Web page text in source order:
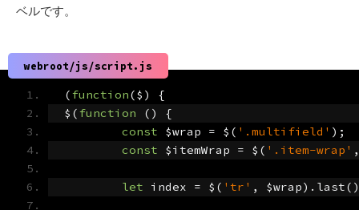
ベルです。
webroot/js/script.js
(function($ )
{
$ (function ()
{
const $wrap = $ ( '.multifield' );
const $itemWrap = $ ( '.item-wrap' ,
let index = $ ( 'tr' , $wrap). last